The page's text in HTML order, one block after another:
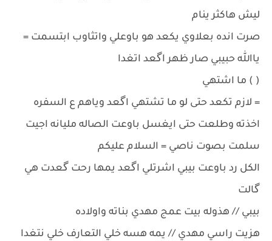
ليش هاكثر ينام
صرت انده بعلاوي يكعد هو باوعلي واتثاوب ابتسمت =
ياالله حبيبي صار ظهر اگعد اتغدا
( ) ما اشتهي
= لازم تكعد حتى لو ما تشتهي اگعد وياهم ع السفره
اخذته وطلعت حتى ايغسل باوعت الصاله مليانه اجيت
سلمت بصوت ناصي = السلام عليكم
الكل رد باوعت بيبي اشرتلي اگعد يمها رحت گعدت هي
گالت
بيبي // هذوله بيت عمج مهدي بناته واولاده
هزيت راسي مهدي // يمه هسه خلي التعارف خلي نتغدا